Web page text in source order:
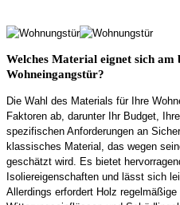
Welches Material eignet sich am
Wohneingangstür?
Die Wahl des Materials für Ihre
Faktoren ab, darunter Ihr Budget,
spezifischen Anforderungen an
klassisches Material, das wegen
geschätzt wird. Es bietet
Isoliereigenschaften und lässt sich
Allerdings erfordert Holz